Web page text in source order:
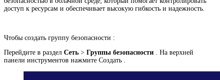
доступ к ресурсам и обеспечивает высокую гибкость и надежность.
Чтобы создать группу безопасности :
Перейдите в раздел Сеть > Группы безопасности . На верхней
панели инструментов нажмите Создать .